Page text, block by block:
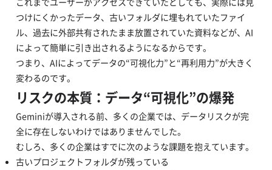
つけにくかったデータ、古いフォルダに埋もれていたファイ
ル、過去に外部共有されたまま放置されていた資料などが、AI
によって簡単に引き出されるようになるからです。
つまり、AIによってデータの“可視化力”と“再利用力”が大きく
変わるのです。
リスクの本質：データ“可視化”の爆発
Geminiが導入される前、多くの企業では、データリスクが完
全に存在しないわけではありませんでした。
むしろ、多くの企業はすでに次のような課題を抱えています。
古いプロジェクトフォルダが残っている